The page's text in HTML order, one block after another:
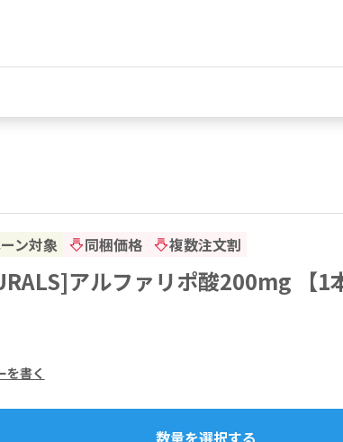
ン対象 同梱価格 複数注文割
アルファリポ酸200mg 【1
を書く
数量を選択する